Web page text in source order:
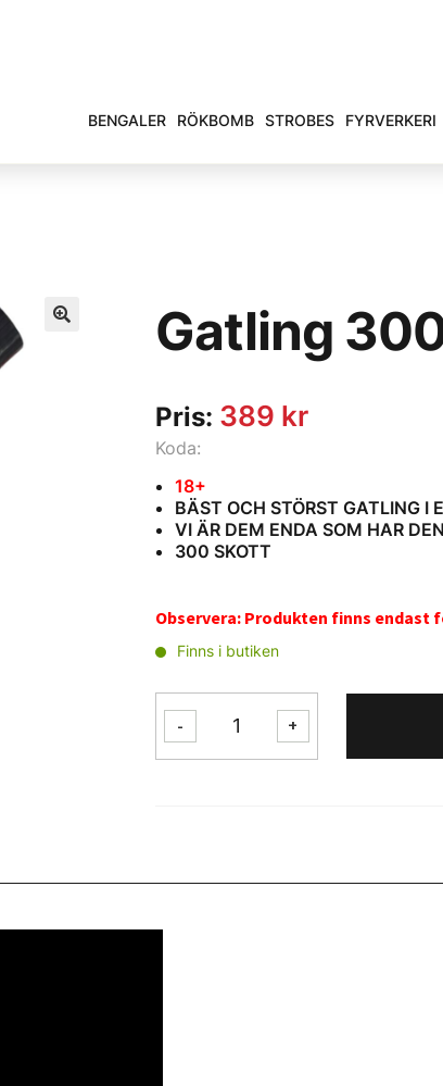
BENGALER RÖKBOMB STROBES FYRVERKERI
Gatling
Koda:
18+
BÄST OCH STÖRST GATLING I
VI ÄR DEM ENDA SOM HAR
300 SKOTT
Observera: Produkten finns endast
Finns i butiken
-
Skott
+
Pris: 389 kr